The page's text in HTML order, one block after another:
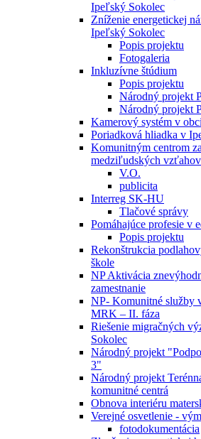
Ipeľský Sokolec
Zníženie energetickej
Ipeľský Sokolec
Popis projektu
Fotogaleria
Inkluzívne štúdium
Popis projektu
Národný projekt
Národný projekt
Kamerový systém v
Poriadková hliadka v
Komunitným centrom
medziľudských
V.O.
publicita
Interreg SK-HU
Tlačové správy
Pomáhajúce profesie v
Popis projektu
Rekonštrukcia
škole
NP Aktivácia
zamestnanie
NP- Komunitné služby
MRK – II. fáza
Riešenie migračných
Sokolec
Národný projekt
3"
Národný projekt
komunitné centrá
Obnova interiéru
Verejné osvetlenie -
fotodokumentácia